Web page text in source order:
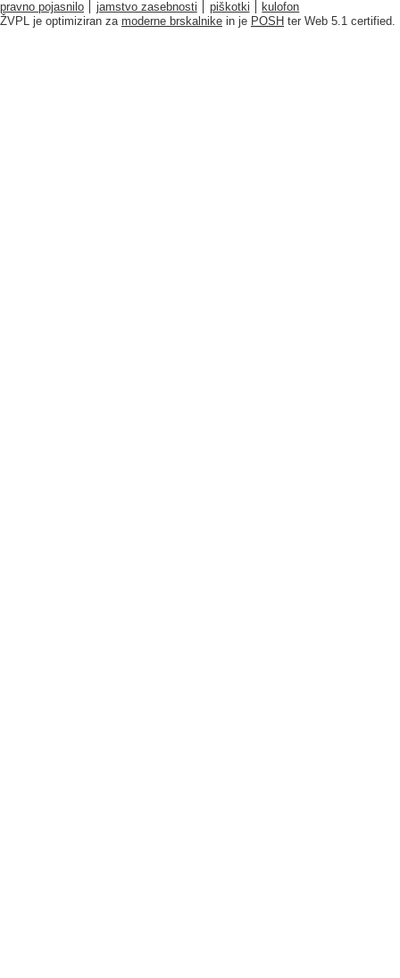
pravno pojasnilo jamstvo zasebnosti piškotki
kulofon
ŽVPL je optimiziran za moderne brskalnike in je POSH ter Web 5.1 certified.